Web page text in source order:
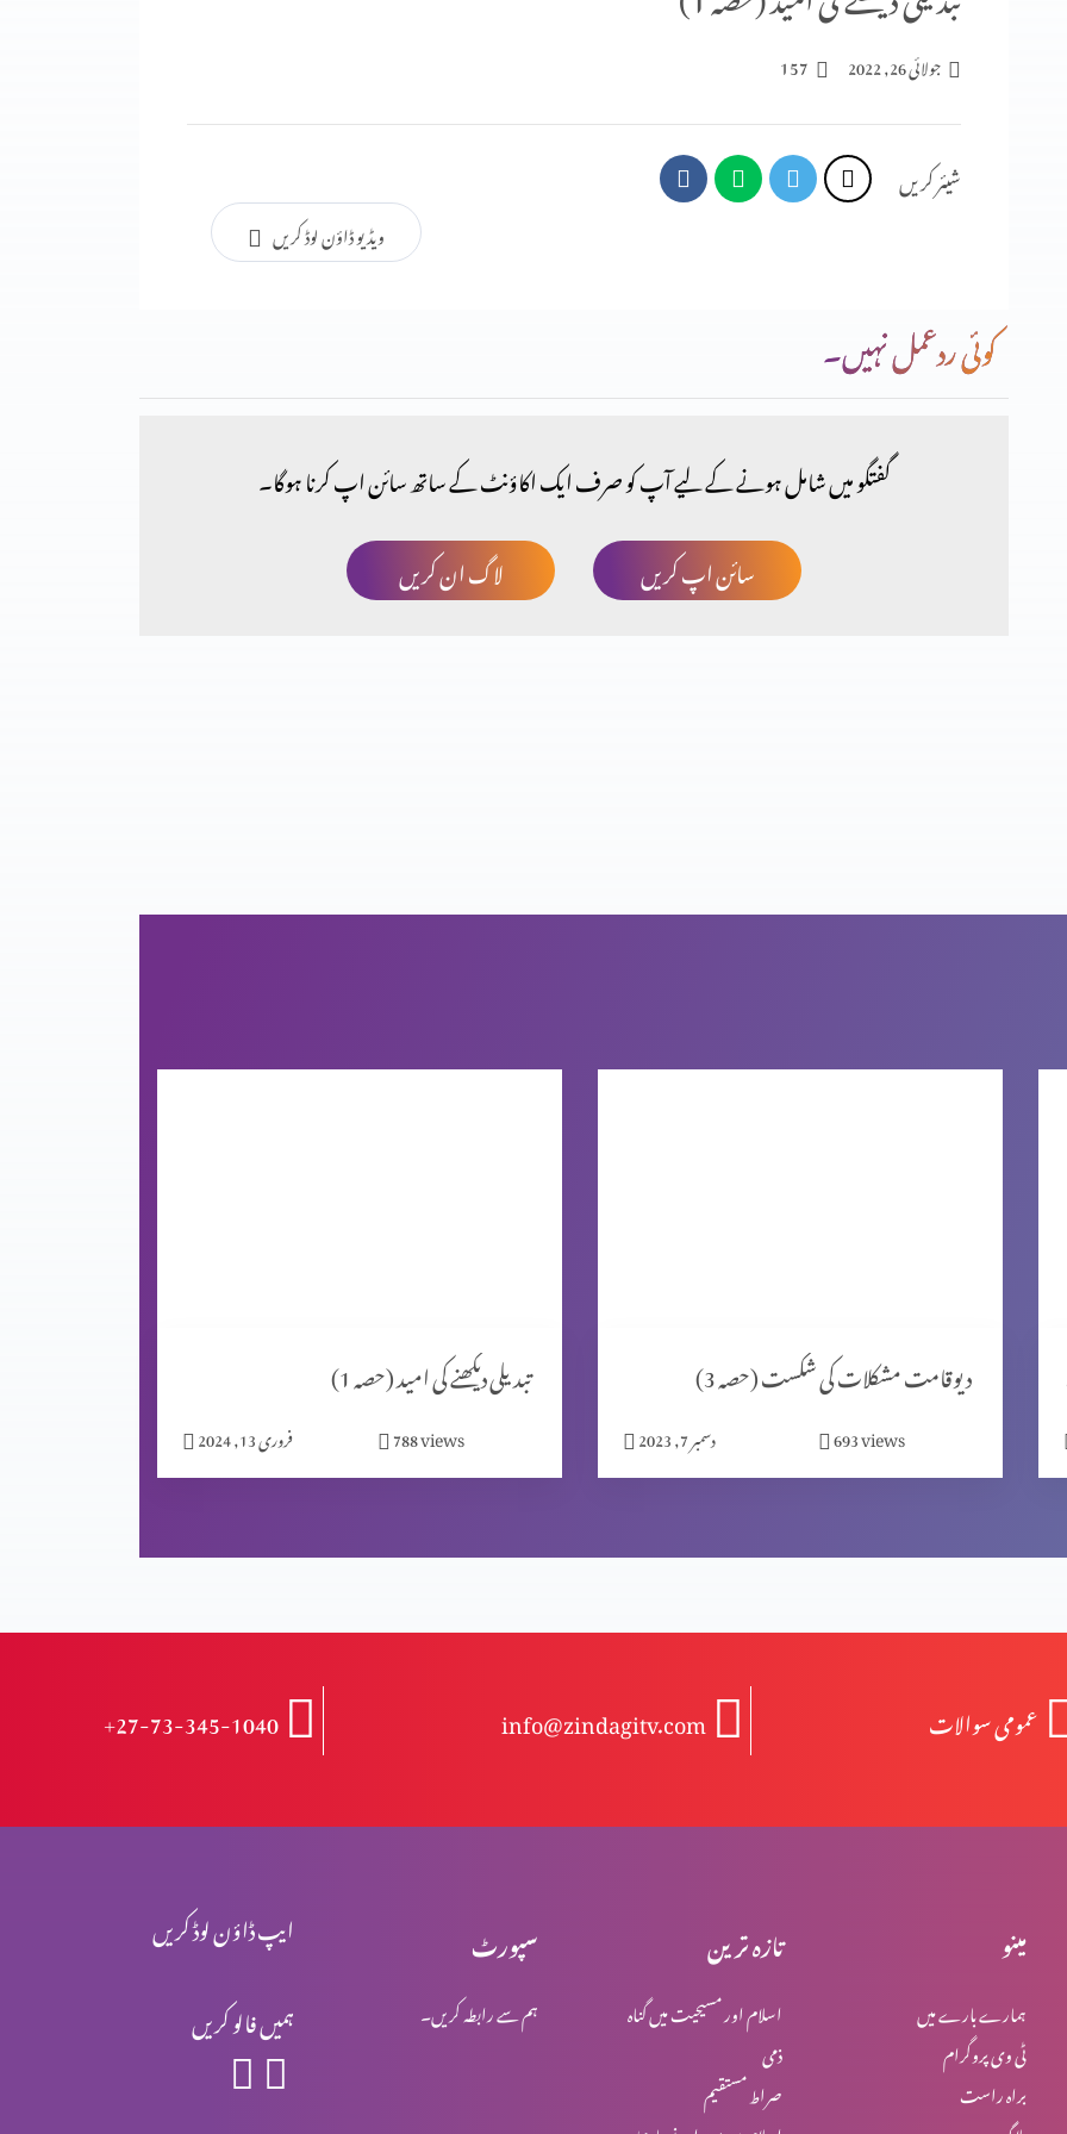
جولائی 26, 2022 157
شیئر کریں
ویڈیو ڈاؤن لوڈ کریں
کوئی ردعمل نہیں۔
گفتگو میں شامل ہونے کے لیے آپ کو صرف ایک اکاؤنٹ کے ساتھ سائن اپ کرنا ہوگا۔
لاگ ان کریں
سائن اپ کریں
تبدیلی دیکھنے کی امید (حصہ 1)
فروری 13, 2024 788views
دیوقامت مشکلات کی شکست (حصہ 3)
دسمبر 7, 2023 693views
+27-73-345-1040 info@zindagitv.com عمومی سوالات
ایپ ڈاؤن لوڈ کریں
ہمیں فالو کریں
سپورٹ
ہم سے رابطہ کریں۔
تازہ ترین
اسلام اور مسیحیت میں گناہ
ذمی
صراط مستقیم
مینو
ہمارے بارے میں
ٹی وی پروگرام
براہ راست